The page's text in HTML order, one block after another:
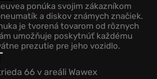
ponúka svojim zákazníkom
a diskov známych značiek.
je tvorená tovarom od rôznych
umožňuje poskytnúť každému
prezutie pre jeho vozidlo.
66 v areáli Wawex